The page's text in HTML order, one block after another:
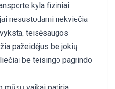
kyla fiziniai
nesustodami nekviečia
teisėsaugos
pažeidėjus be jokių
be teisingo pagrindo